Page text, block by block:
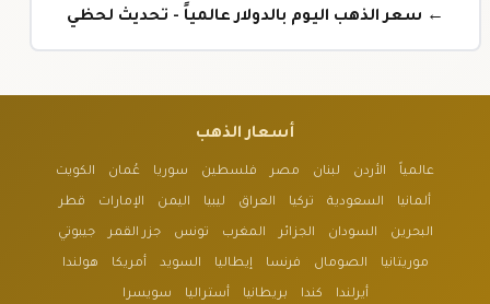
← سعر الذهب اليوم بالدولار عالمياً - تحديث لحظي
أسعار الذهب
عالمياً الأردن لبنان مصر فلسطين سوريا عُمان الكويت
ألمانيا السعودية تركيا العراق ليبيا اليمن الإمارات قطر
البحرين السودان الجزائر المغرب تونس جزر القمر جيبوتي
موريتانيا الصومال فرنسا إيطاليا السويد أمريكا هولندا
أيرلندا كندا بريطانيا أستراليا سويسرا